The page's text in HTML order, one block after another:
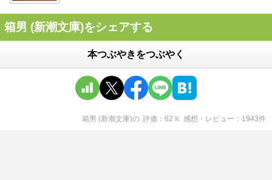
箱男 (新潮文庫)をシェアする
本つぶやきをつぶやく
箱男 (新潮文庫)の 評価 62 ％ 感想・レビュー 1943件